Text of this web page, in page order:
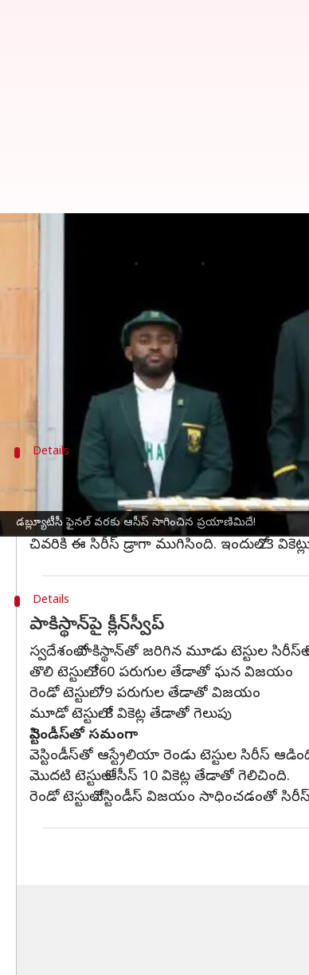
డబ్ల్యూటీసీ ఫైనల్‌ వరకు ఆసీస్‌ సాగించిన ప్రయాణిమిదే!
WTC final: డబ్ల్యూటీసీ
వరల్డ్‌ టెస్ట్‌ ఛాంపియన్‌షిప్‌ (WTC) 2023-25
పాయింట్ల పట్టికలో రెండో స్థానంలో నిలిచిన
పాట్‌ కమిన్స్‌ నేతృత్వంలోని ఆ జట్టు యాషెస్‌
Details
యాషెస్‌ సిరీస్‌ - డ్రా ఫలితం
2023లో ఇంగ్లండ్‌తో జరిగిన యాషెస్‌ సిరీస్‌
మొదటి రెండు టెస్టుల్లో విజయం సాధించిన ఆసీస్‌
చివరికి ఈ సిరీస్‌ డ్రాగా ముగిసింది. ఇందులో 23
Details
పాకిస్థాన్‌పై క్లీన్‌స్వీప్
స్వదేశంలో పాకిస్థాన్‌తో జరిగిన మూడు టెస్టుల
తొలి టెస్టులో: 360 పరుగుల తేడాతో ఘన విజయం
రెండో టెస్టులో: 79 పరుగుల తేడాతో విజయం
మూడో టెస్టులో: 8 వికెట్ల తేడాతో గెలుపు
వెస్టిండీస్‌తో సమంగా
వెస్టిండీస్‌తో ఆస్ట్రేలియా రెండు టెస్టుల సిరీస్‌
మొదటి టెస్టులో ఆసీస్‌ 10 వికెట్ల తేడాతో గెలిచింది.
రెండో టెస్టులో వెస్టిండీస్ విజయం సాధించడంతో